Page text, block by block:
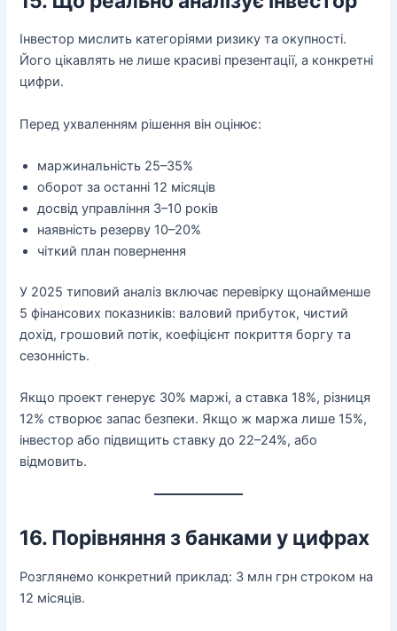
Інвестор мислить категоріями ризику та окупності.
Його цікавлять не лише красиві презентації, а конкретні
цифри.
Перед ухваленням рішення він оцінює:
маржинальність 25–35%
оборот за останні 12 місяців
досвід управління 3–10 років
наявність резерву 10–20%
чіткий план повернення
У 2025 типовий аналіз включає перевірку щонайменше
5 фінансових показників: валовий прибуток, чистий
дохід, грошовий потік, коефіцієнт покриття боргу та
сезонність.
Якщо проект генерує 30% маржі, а ставка 18%, різниця
12% створює запас безпеки. Якщо ж маржа лише 15%,
інвестор або підвищить ставку до 22–24%, або
відмовить.
16. Порівняння з банками у цифрах
Розглянемо конкретний приклад: 3 млн грн строком на
12 місяців.